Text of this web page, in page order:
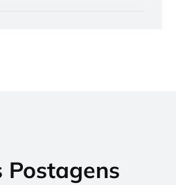
Postagens